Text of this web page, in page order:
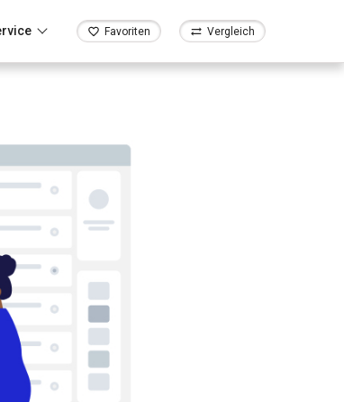
Favoriten Vergleich